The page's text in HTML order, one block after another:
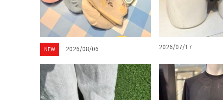
NEW 2026/08/06 2026/07/17